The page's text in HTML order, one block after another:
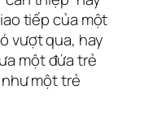
tiếp của một
vượt qua, hay
một đứa trẻ
một trẻ